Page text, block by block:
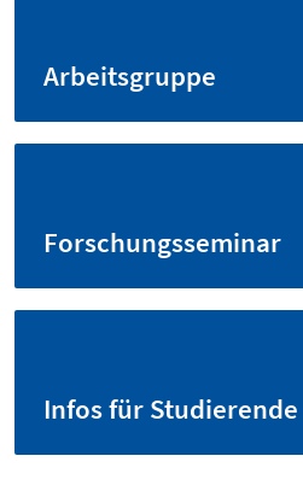
Arbeitsgruppe
Forschungsseminar
Infos für Studierende